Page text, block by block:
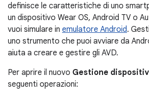
definisce le caratteristiche di uno
un dispositivo Wear OS, Android TV o
vuoi simulare in emulatore Android.
uno strumento che puoi avviare da
aiuta a creare e gestire gli AVD.
Per aprire il nuovo Gestione
seguenti operazioni: